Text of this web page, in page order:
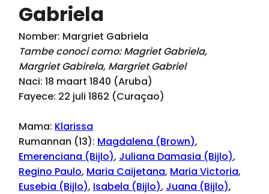
Gabriela
Nomber: Margriet Gabriela
Tambe conoci como: Magriet Gabriela,
Margriet Gabirela, Margriet Gabriel
Naci: 18 maart 1840 (Aruba)
Fayece: 22 juli 1862 (Curaçao)
Mama: Klarissa
Rumannan (13): Magdalena (Brown),
Emerenciana (Bijlo), Juliana Damasia (Bijlo),
Regino Paulo, Maria Caijetana, Maria Victoria,
Eusebia (Bijlo), Isabela (Bijlo), Juana (Bijlo),